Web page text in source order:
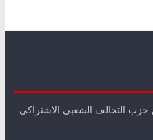
التحالف الشعبي الاشتراكي